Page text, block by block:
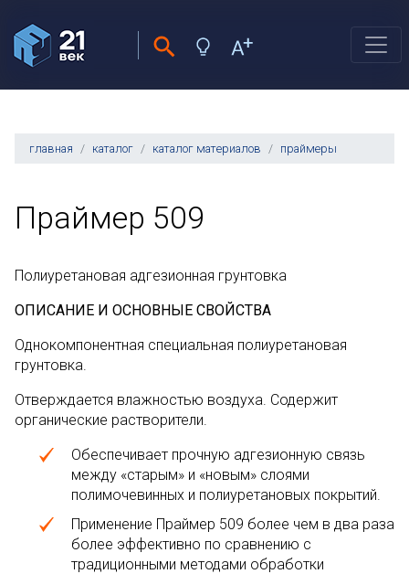
главная каталог каталог материалов праймеры
Праймер 509
Полиуретановая адгезионная грунтовка
ОПИСАНИЕ И ОСНОВНЫЕ СВОЙСТВА
Однокомпонентная специальная полиуретановая
грунтовка.
Отверждается влажностью воздуха. Содержит
органические растворители.
Обеспечивает прочную адгезионную связь
между «старым» и «новым» слоями
полимочевинных и полиуретановых покрытий.
Применение Праймер 509 более чем в два раза
более эффективно по сравнению с
традиционными методами обработки